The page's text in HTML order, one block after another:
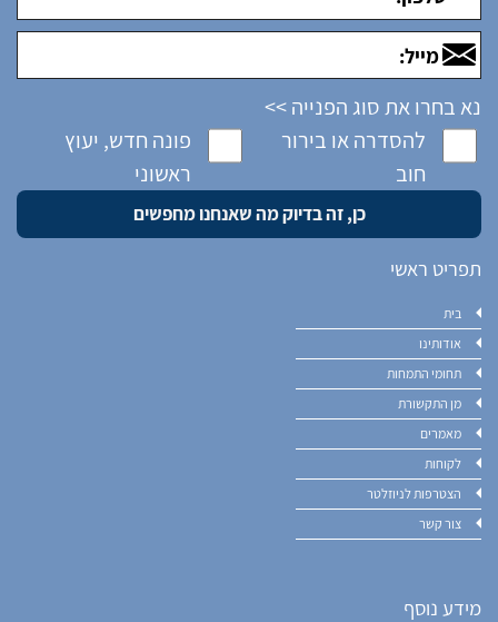
נא בחרו את סוג הפנייה >>
להסדרה או בירור
חוב
פונה חדש, יעוץ
ראשוני
תפריט ראשי
בית
אודותינו
תחומי התמחות
מן התקשורת
מאמרים
לקוחות
הצטרפות לניוזלטר
צור קשר
מידע נוסף